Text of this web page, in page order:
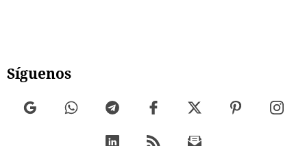
Síguenos